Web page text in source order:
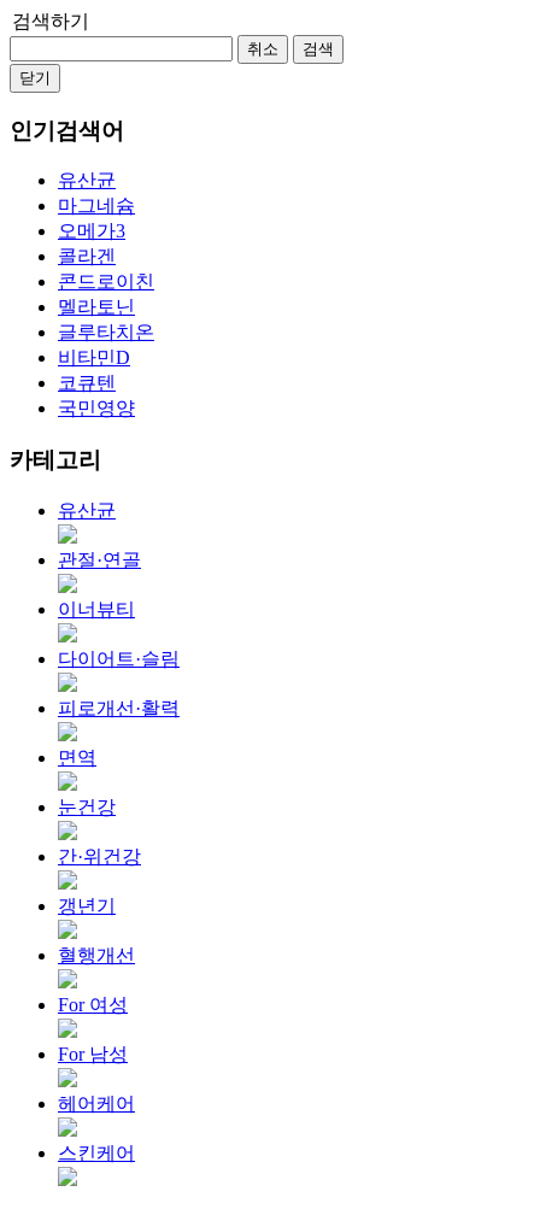
검색하기
취소
검색
닫기
인기검색어
유산균
마그네슘
오메가3
콜라겐
콘드로이친
멜라토닌
글루타치온
비타민D
코큐텐
국민영양
카테고리
유산균
관절·연골
이너뷰티
다이어트·슬림
피로개선·활력
면역
눈건강
간·위건강
갱년기
혈행개선
For 여성
For 남성
헤어케어
스킨케어